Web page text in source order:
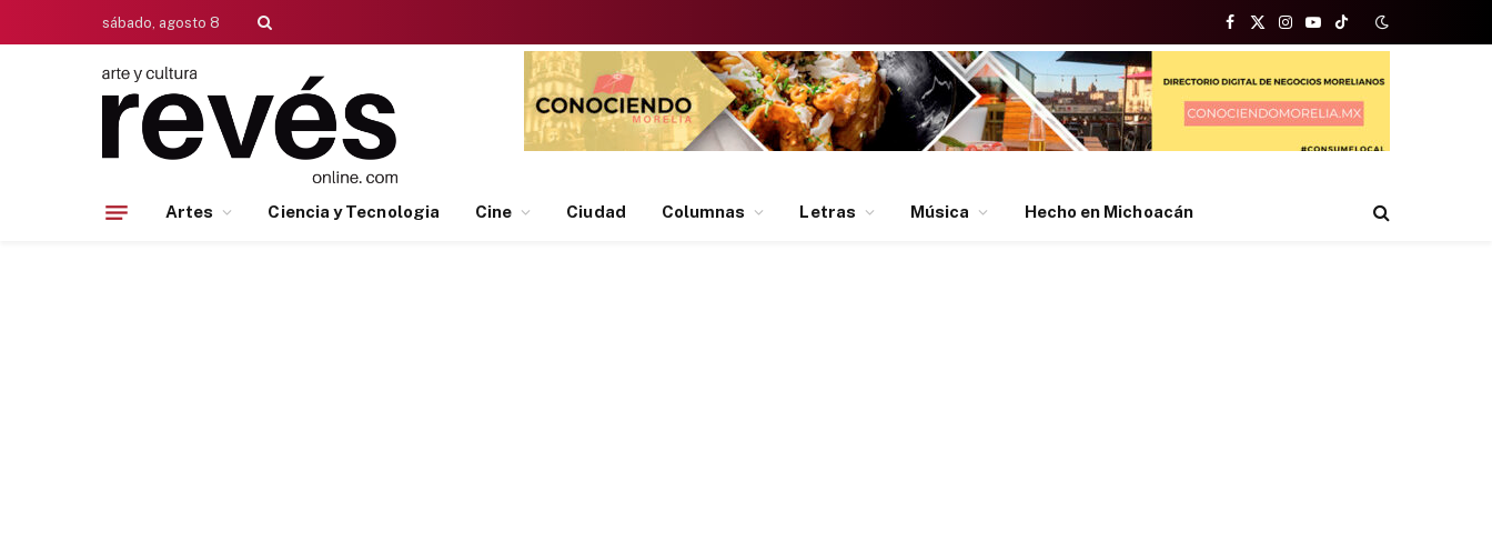
sábado, agosto 8
Facebook
X
(Twitter)
Instagram
YouTubeTikTok
Artes Ciencia y Tecnologia Cine Ciudad Columnas Letras Música Hecho en Michoacán